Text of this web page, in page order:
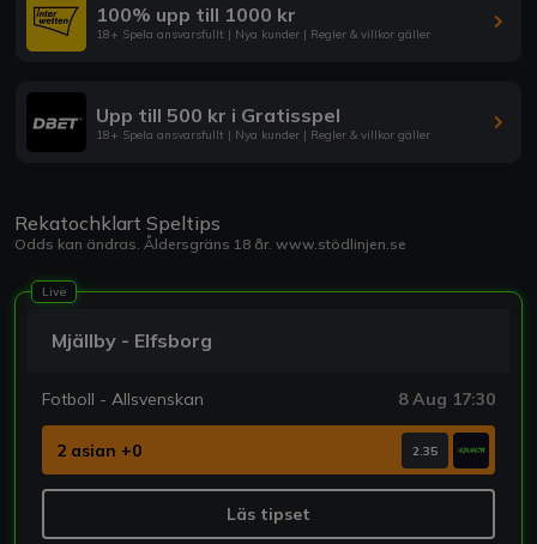
100% upp till 1000 kr
18+ Spela ansvarsfullt | Nya kunder | Regler & villkor gäller
Upp till 500 kr i Gratisspel
18+ Spela ansvarsfullt | Nya kunder | Regler & villkor gäller
Rekatochklart Speltips
Odds kan ändras. Åldersgräns 18 år. www.stödlinjen.se
Live
Mjällby - Elfsborg
Fotboll - Allsvenskan 8 Aug 17:30
2 asian +0 2.35
Läs tipset